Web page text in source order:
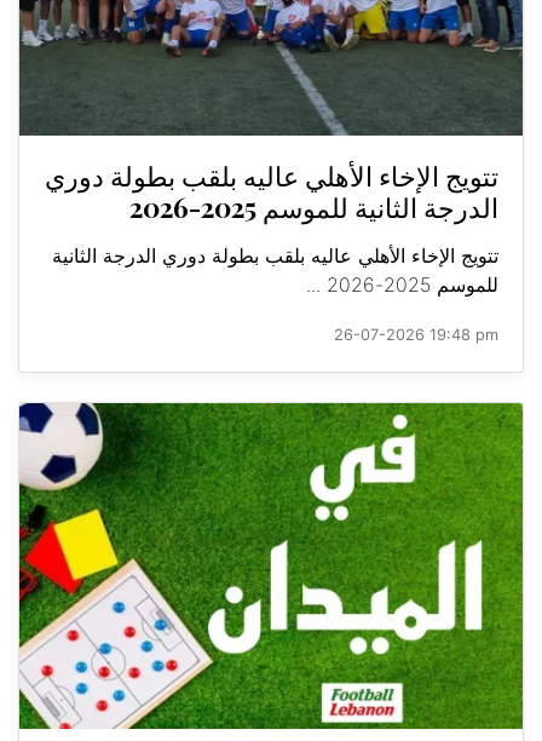
تتويج الإخاء الأهلي عاليه بلقب بطولة دوري
الدرجة الثانية للموسم 2025-2026
تتويج الإخاء الأهلي عاليه بلقب بطولة دوري الدرجة الثانية
للموسم 2025-2026 ...
26-07-2026 19:48 pm